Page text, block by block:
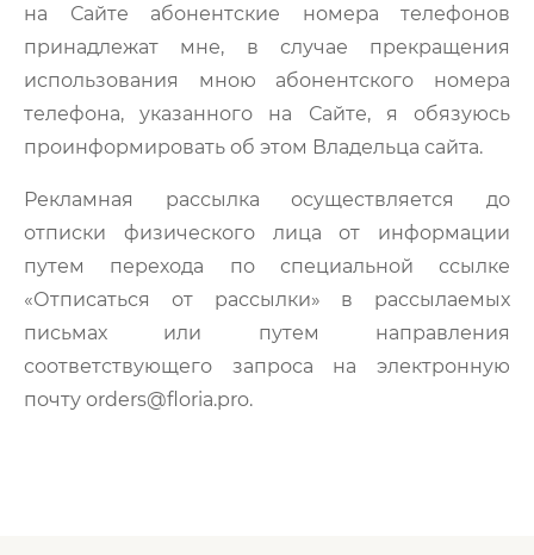
на Сайте абонентские номера телефонов
принадлежат мне, в случае прекращения
использования мною абонентского номера
телефона, указанного на Сайте, я обязуюсь
проинформировать об этом Владельца сайта.
Рекламная рассылка осуществляется до
отписки физического лица от информации
путем перехода по специальной ссылке
«Отписаться от рассылки» в рассылаемых
письмах или путем направления
соответствующего запроса на электронную
почту orders@floria.pro.